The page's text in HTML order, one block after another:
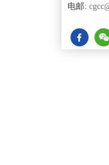
电邮: